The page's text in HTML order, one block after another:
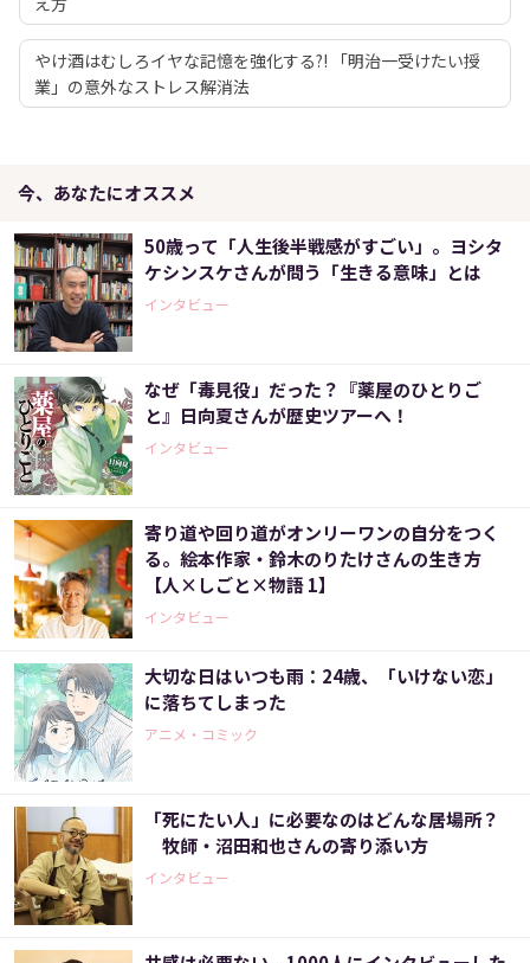
やけ酒はむしろイヤな記憶を強化する?! 「明治一受けたい授
業」の意外なストレス解消法
今、あなたにオススメ
50歳って「人生後半戦感がすごい」。ヨシタ
ケシンスケさんが問う「生きる意味」とは
インタビュー
なぜ「毒見役」だった？『薬屋のひとりご
と』日向夏さんが歴史ツアーへ！
インタビュー
寄り道や回り道がオンリーワンの自分をつく
る。絵本作家・鈴木のりたけさんの生き方
【人×しごと×物語 1】
インタビュー
大切な日はいつも雨：24歳、「いけない恋」
に落ちてしまった
アニメ・コミック
「死にたい人」に必要なのはどんな居場所？
牧師・沼田和也さんの寄り添い方
インタビュー